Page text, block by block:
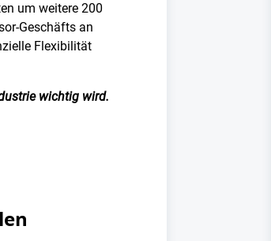
um weitere 200
Geschäfts an
Flexibilität
wichtig wird.